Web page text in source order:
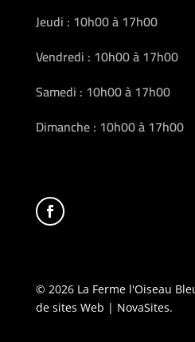
Jeudi : 10h00 à 17h00
Vendredi : 10h00 à 17h00
Samedi : 10h00 à 17h00
Dimanche : 10h00 à 17h00
© 2026 La Ferme l'Oiseau
de sites Web | NovaSites.